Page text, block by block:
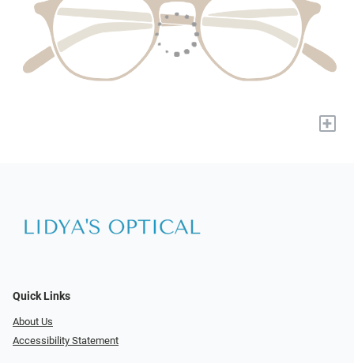
+
Quick Links
About Us
Accessibility Statement